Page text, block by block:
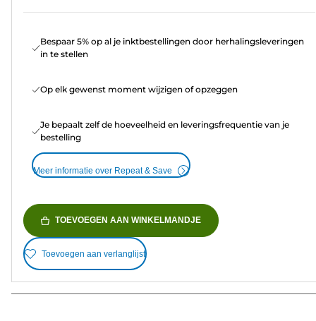
Bespaar 5% op al je inktbestellingen door herhalingsleveringen
in te stellen
Op elk gewenst moment wijzigen of opzeggen
Je bepaalt zelf de hoeveelheid en leveringsfrequentie van je
bestelling
Meer informatie over Repeat & Save
TOEVOEGEN AAN WINKELMANDJE
Toevoegen aan verlanglijst